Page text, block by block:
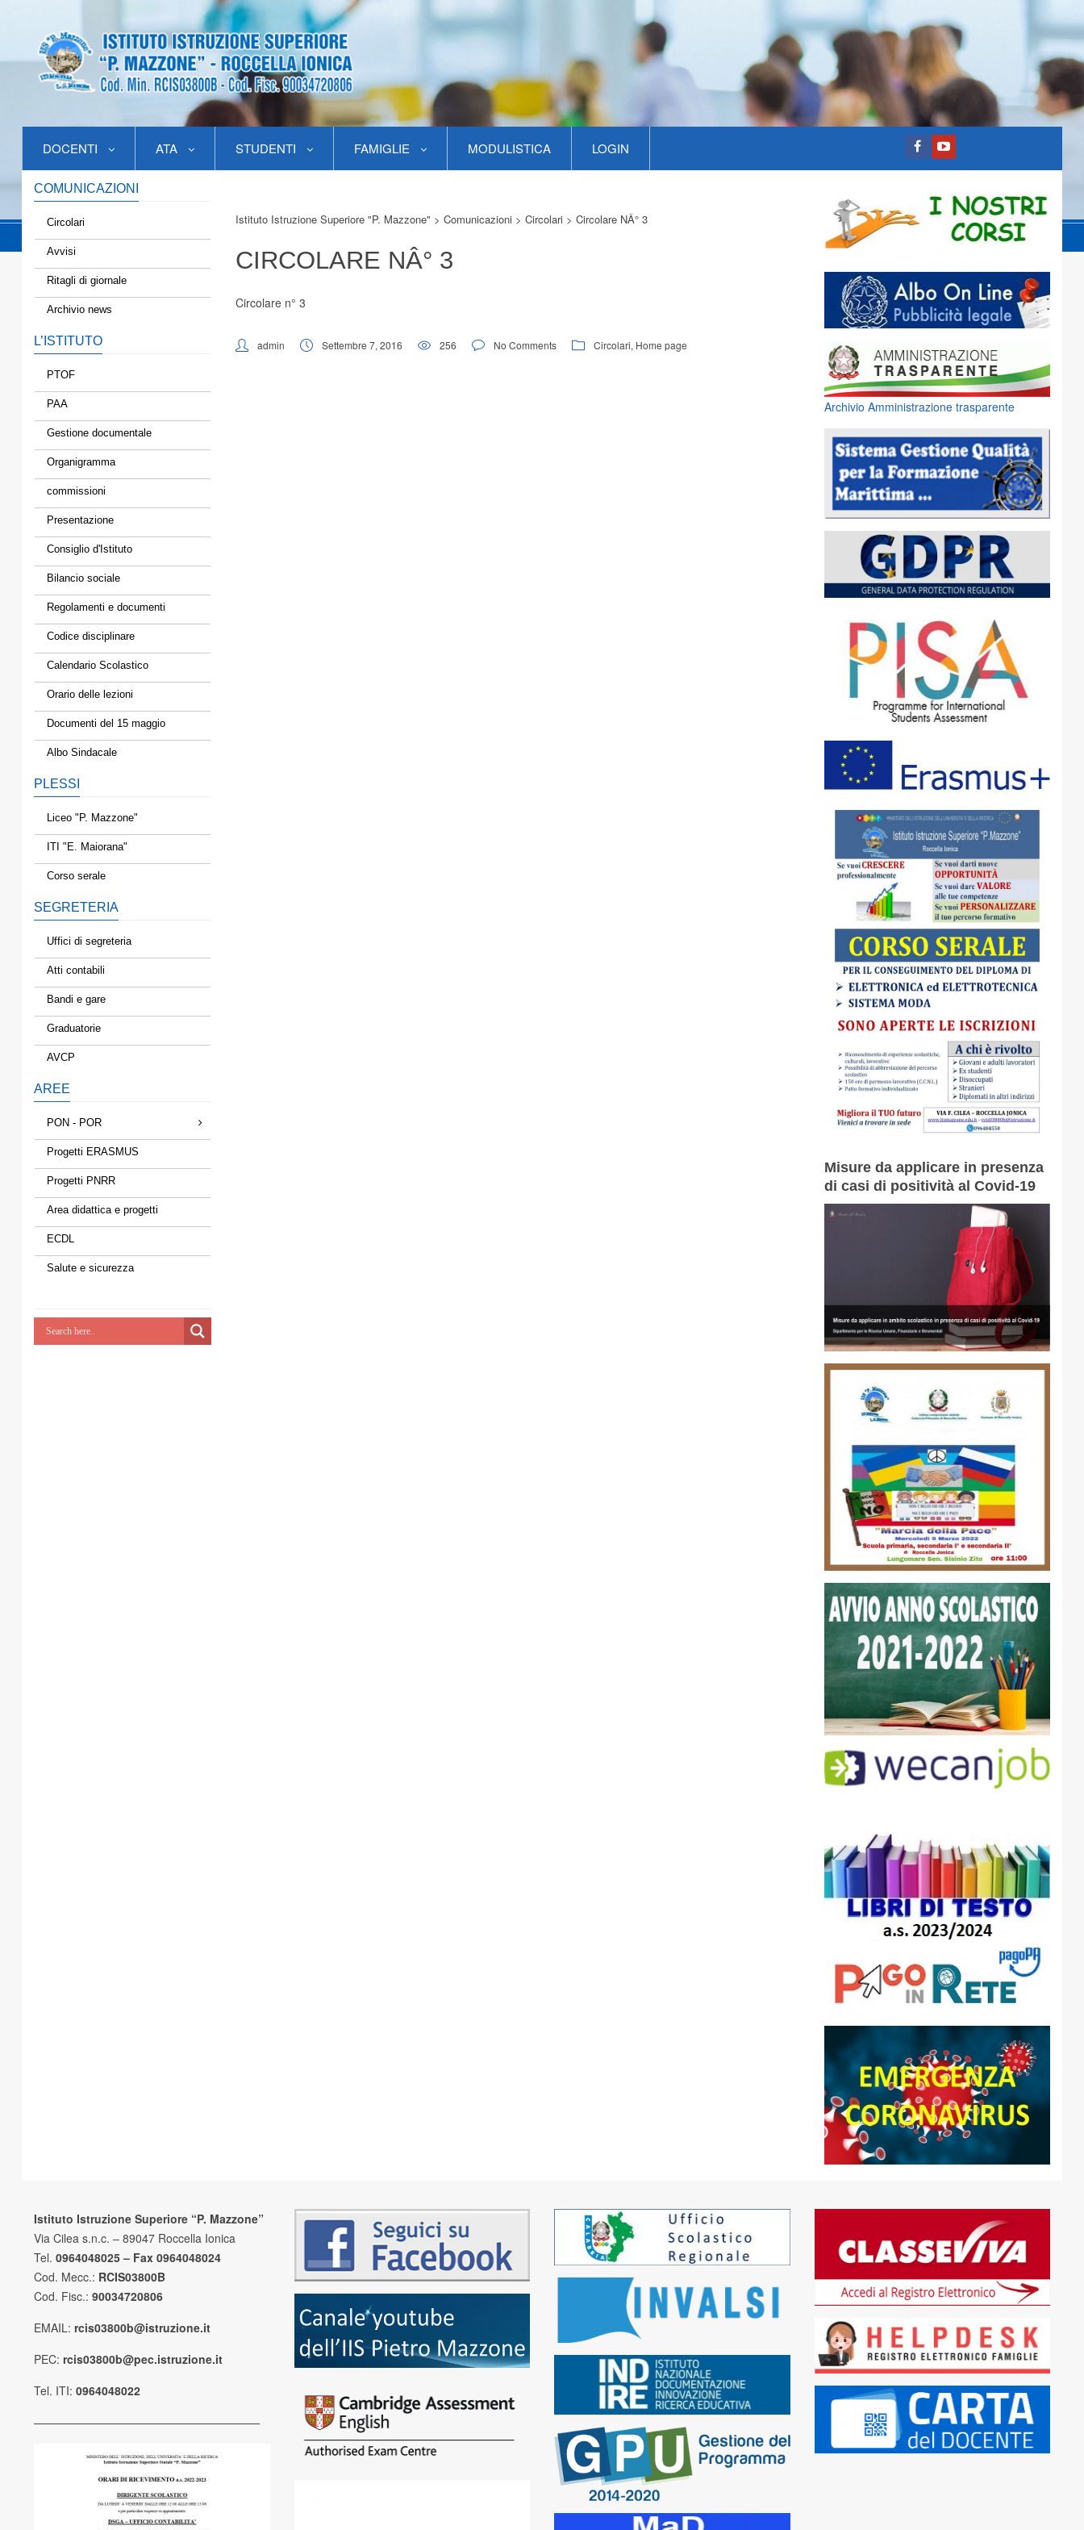
DOCENTI ATA STUDENTI FAMIGLIE MODULISTICA LOGIN
COMUNICAZIONI
Circolari
Avvisi
Ritagli di giornale
Archivio news
L’ISTITUTO
PTOF
PAA
Gestione documentale
Organigramma
commissioni
Presentazione
Consiglio d'Istituto
Bilancio sociale
Regolamenti e documenti
Codice disciplinare
Calendario Scolastico
Orario delle lezioni
Documenti del 15 maggio
Albo Sindacale
PLESSI
Liceo "P. Mazzone"
ITI "E. Maiorana"
Corso serale
SEGRETERIA
Uffici di segreteria
Atti contabili
Bandi e gare
Graduatorie
AVCP
AREE
PON - POR
Progetti ERASMUS
Progetti PNRR
Area didattica e progetti
ECDL
Salute e sicurezza
Istituto Istruzione Superiore "P. Mazzone" > Comunicazioni > Circolari > Circolare NÂ° 3
CIRCOLARE NÂ° 3
Circolare n° 3
admin Settembre 7, 2016 256 No Comments Circolari, Home page
Archivio Amministrazione trasparente
Misure da applicare in presenza
di casi di positività al Covid-19
Istituto Istruzione Superiore “P. Mazzone”
Via Cilea s.n.c. – 89047 Roccella Ionica
Tel. 0964048025 – Fax 0964048024
Cod. Mecc.: RCIS03800B
Cod. Fisc.: 90034720806
EMAIL: rcis03800b@istruzione.it
PEC: rcis03800b@pec.istruzione.it
Tel. ITI: 0964048022
————————————————————